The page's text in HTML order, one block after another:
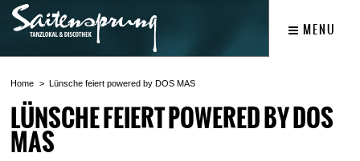
MENU
Home Lünsche feiert powered by DOS MAS
LÜNSCHE FEIERT POWERED BY DOS
MAS